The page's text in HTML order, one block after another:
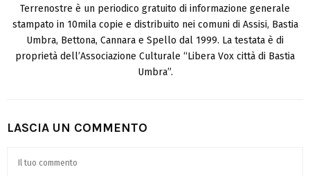
Terrenostre è un periodico gratuito di informazione generale
stampato in 10mila copie e distribuito nei comuni di Assisi, Bastia
Umbra, Bettona, Cannara e Spello dal 1999. La testata è di
proprietà dell’Associazione Culturale “Libera Vox città di Bastia
Umbra”.
LASCIA UN COMMENTO